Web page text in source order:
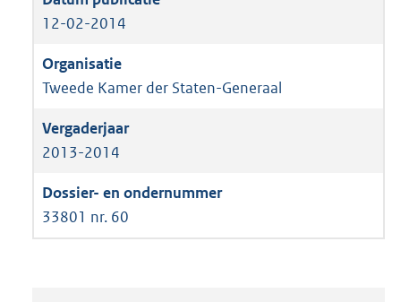
12-02-2014
Tweede Kamer der Staten-Generaal
2013-2014
33801 nr. 60